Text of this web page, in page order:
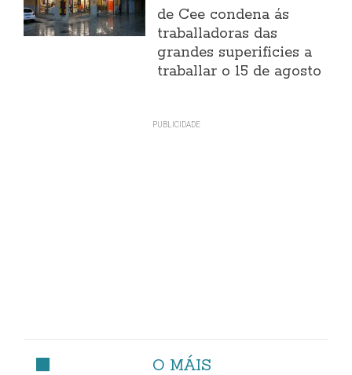
de Cee condena ás
traballadoras das
grandes superificies a
traballar o 15 de agosto
O MÁIS